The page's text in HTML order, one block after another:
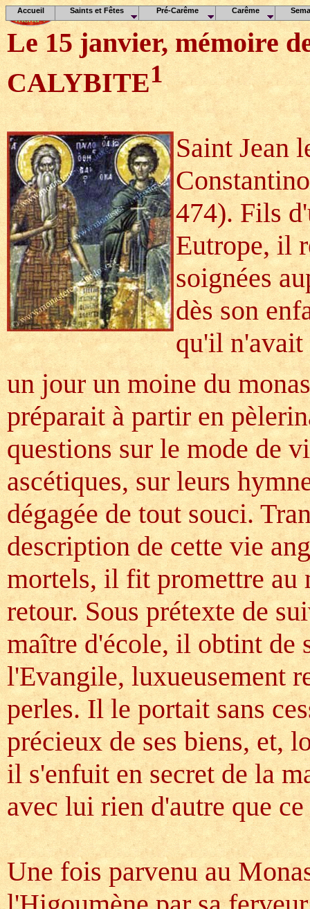
Le 15 janvier, mémoire
CALYBITE1
Saint Jean
474). Fils
Eutrope, il
soignées
dès son
qu'il n'avait
un jour un moine du
préparait à partir en
questions sur le mode de
ascétiques, sur leurs
dégagée de tout souci.
description de cette vie
mortels, il fit promettre au
retour. Sous prétexte de
maître d'école, il obtint de
l'Evangile, luxueusement
perles. Il le portait sans
précieux de ses biens, et,
il s'enfuit en secret de la
avec lui rien d'autre que
Une fois parvenu au
Accueil Saints et Fêtes Pré-Carême Carême